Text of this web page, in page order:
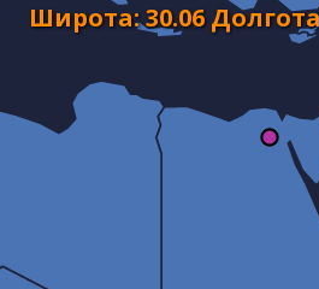
Широта:30.06 Долгота